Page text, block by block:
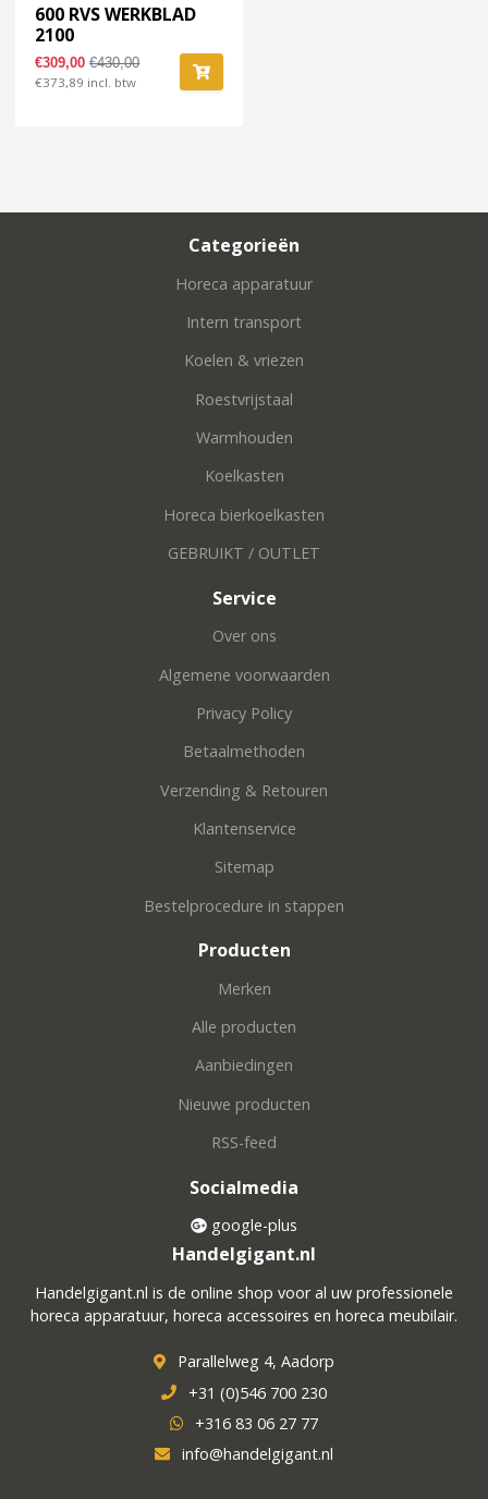
600 RVS WERKBLAD
2100
€309,00€430,00
€373,89 incl. btw
Categorieën
Horeca apparatuur
Intern transport
Koelen & vriezen
Roestvrijstaal
Warmhouden
Koelkasten
Horeca bierkoelkasten
GEBRUIKT / OUTLET
Service
Over ons
Algemene voorwaarden
Privacy Policy
Betaalmethoden
Verzending & Retouren
Klantenservice
Sitemap
Bestelprocedure in stappen
Producten
Merken
Alle producten
Aanbiedingen
Nieuwe producten
RSS-feed
Socialmedia
google-plus
Handelgigant.nl
Handelgigant.nl is de online shop voor al uw professionele
horeca apparatuur, horeca accessoires en horeca meubilair.
Parallelweg 4, Aadorp
+31 (0)546 700 230
+316 83 06 27 77
info@handelgigant.nl